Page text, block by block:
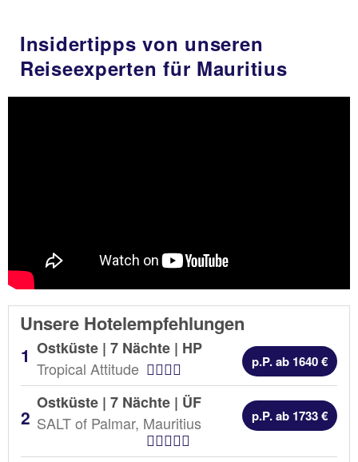
Insidertipps von unseren
Reiseexperten für Mauritius
Unsere Hotelempfehlungen
Ostküste | 7 Nächte | HP
Tropical Attitude
Hotel Kategorienp.P. ab 1640 €
Ostküste | 7 Nächte | ÜF
SALT of Palmar, Mauritius
p.P. ab 1733 €